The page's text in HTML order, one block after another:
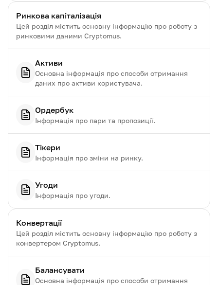
Ринкова капіталізація
Цей розділ містить основну інформацію про роботу з
ринковими даними Cryptomus.
Активи
Основна інформація про способи отримання
даних про активи користувача.
Ордербук
Інформація про пари та пропозиції.
Тікери
Інформація про зміни на ринку.
Угоди
Інформація про угоди.
Конвертації
Цей розділ містить основну інформацію про роботу з
конвертером Cryptomus.
Балансувати
Основна інформація про способи отримання